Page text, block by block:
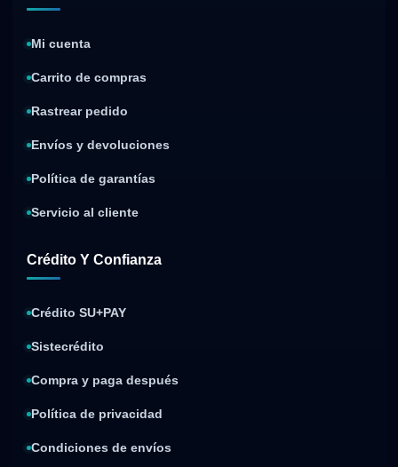
Mi cuenta
Carrito de compras
Rastrear pedido
Envíos y devoluciones
Política de garantías
Servicio al cliente
Crédito Y Confianza
Crédito SU+PAY
Sistecrédito
Compra y paga después
Política de privacidad
Condiciones de envíos